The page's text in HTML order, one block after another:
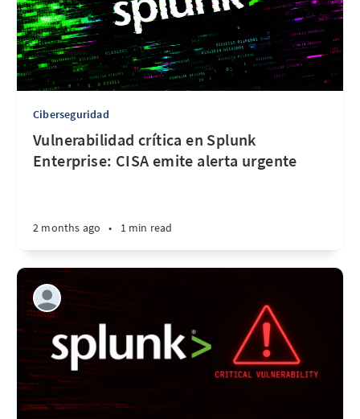
Ciberseguridad
Vulnerabilidad crítica en Splunk
Enterprise: CISA emite alerta urgente
2 months ago • 1 min read